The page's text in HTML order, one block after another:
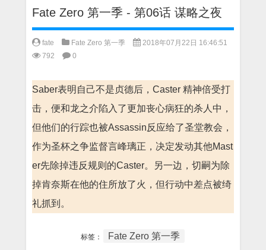
Fate Zero 第一季 - 第06话 谋略之夜
fate Fate Zero 第一季
2018年07月22日 16:46:51
792
0
Saber表明自己不是贞德后，Caster 精神倍受打
击，便和龙之介陷入了更加丧心病狂的杀人中，
但他们的行踪也被Assassin反应给了圣堂教会，
作为圣杯之争监督言峰璃正，决定发动其他Mast
er先除掉违反规则的Caster。另一边，切嗣为除
掉肯奈斯在他的住所放了火，但行动中差点被绮
礼抓到。
标签： Fate Zero 第一季